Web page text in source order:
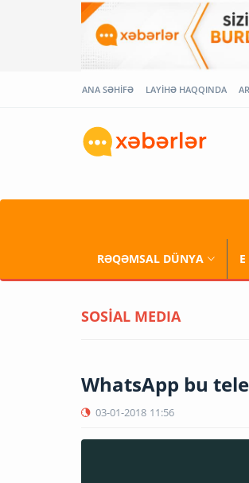
ANA SƏHİFƏ LAYİHƏ HAQQINDA
RƏQƏMSAL DÜNYA
SOSİAL MEDIA
WhatsApp bu
03-01-2018 11:56